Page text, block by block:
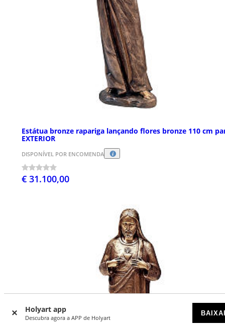
Holyart app
Descubra agora a APP de Holyart
Estátua bronze rapariga lançando flores bronze 110 cm
EXTERIOR
DISPONÍVEL POR ENCOMENDA
€ 31.100,00